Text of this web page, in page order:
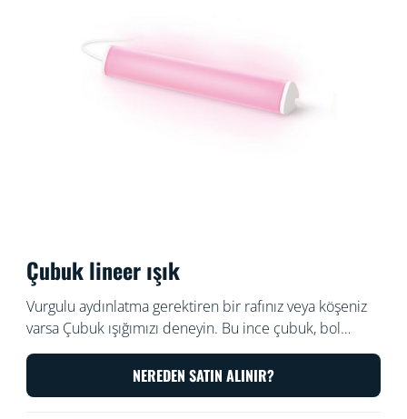
Çubuk lineer ışık
Vurgulu aydınlatma gerektiren bir rafınız veya köşeniz
varsa Çubuk ışığımızı deneyin. Bu ince çubuk, bol
miktarda renk yayar ve küçük alanlara kolayca sığar. Işık
açısını ayarlamak için iki yanından birine eğmeniz
yeterlidir. Daha uzun bir ışığı mı tercih edersiniz? Etkiyi
NEREDEN SATIN ALINIR?